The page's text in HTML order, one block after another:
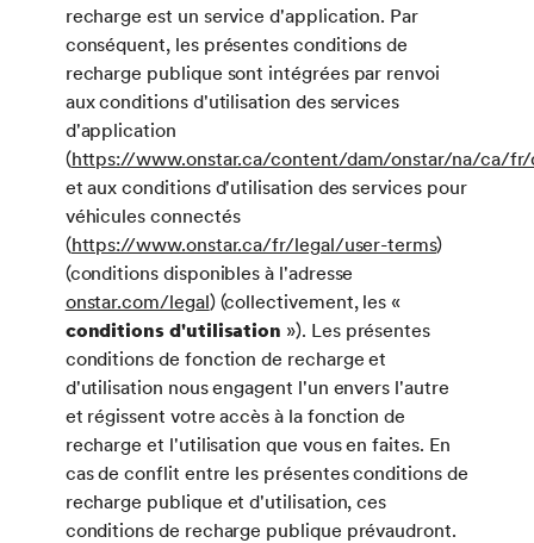
recharge est un service d'application. Par
conséquent, les présentes conditions de
recharge publique sont intégrées par renvoi
aux conditions d'utilisation des services
d'application
(https://www.onstar.ca/content/dam/onstar/na/ca/fr/
et aux conditions d'utilisation des services pour
véhicules connectés
(https://www.onstar.ca/fr/legal/user-terms)
(conditions disponibles à l'adresse
onstar.com/legal) (collectivement, les «
conditions d'utilisation »). Les présentes
conditions de fonction de recharge et
d'utilisation nous engagent l'un envers l'autre
et régissent votre accès à la fonction de
recharge et l'utilisation que vous en faites. En
cas de conflit entre les présentes conditions de
recharge publique et d'utilisation, ces
conditions de recharge publique prévaudront.